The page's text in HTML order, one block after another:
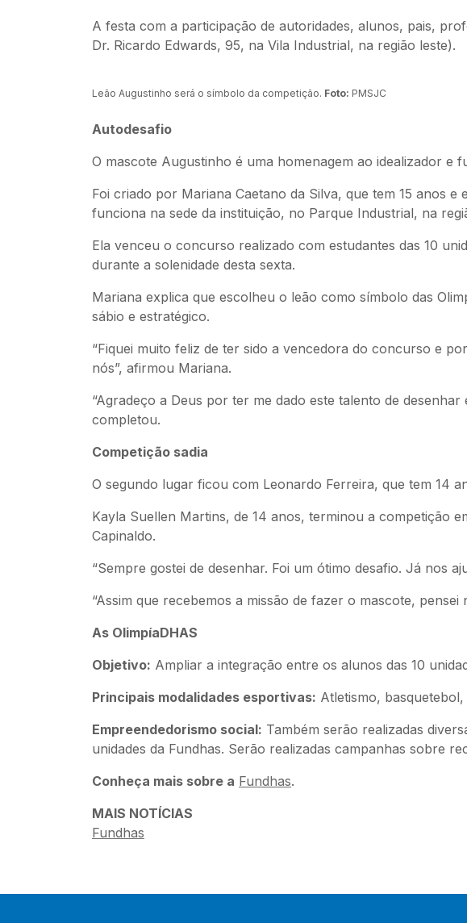
A festa com a participação de autoridades, alunos, pais,
Dr. Ricardo Edwards, 95, na Vila Industrial, na região leste).
Leão Augustinho será o símbolo da competição. Foto: PMSJC
Autodesafio
O mascote Augustinho é uma homenagem ao idealizador e
Foi criado por Mariana Caetano da Silva, que tem 15 anos
funciona na sede da instituição, no Parque Industrial, na
Ela venceu o concurso realizado com estudantes das 10
durante a solenidade desta sexta.
Mariana explica que escolheu o leão como símbolo das
sábio e estratégico.
“Fiquei muito feliz de ter sido a vencedora do concurso e
nós”, afirmou Mariana.
“Agradeço a Deus por ter me dado este talento de
completou.
Competição sadia
O segundo lugar ficou com Leonardo Ferreira, que tem 14
Kayla Suellen Martins, de 14 anos, terminou a competição
Capinaldo.
“Sempre gostei de desenhar. Foi um ótimo desafio. Já nos
“Assim que recebemos a missão de fazer o mascote,
As OlimpíaDHAS
Objetivo: Ampliar a integração entre os alunos das 10
Principais modalidades esportivas: Atletismo,
Empreendedorismo social: Também serão realizadas
unidades da Fundhas. Serão realizadas campanhas sobre
Conheça mais sobre a Fundhas.
MAIS NOTÍCIAS
Fundhas